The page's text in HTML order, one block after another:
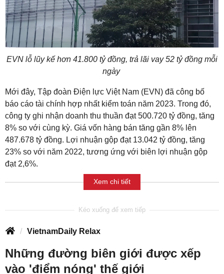
EVN lỗ lũy kế hơn 41.800 tỷ đồng, trả lãi vay 52 tỷ đồng mỗi
ngày
Mới đây, Tập đoàn Điện lực Việt Nam (EVN) đã công bố
báo cáo tài chính hợp nhất kiểm toán năm 2023. Trong đó,
công ty ghi nhận doanh thu thuần đạt 500.720 tỷ đồng, tăng
8% so với cùng kỳ. Giá vốn hàng bán tăng gần 8% lên
487.678 tỷ đồng. Lợi nhuận gộp đạt 13.042 tỷ đồng, tăng
23% so với năm 2022, tương ứng với biên lợi nhuận gộp
đạt 2,6%.
Xem chi tiết
VietnamDaily Relax
Những đường biên giới được xếp
vào 'điểm nóng' thế giới